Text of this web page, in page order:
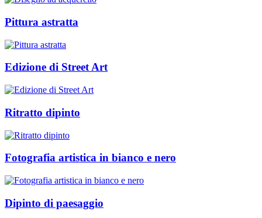
Pittura astratta
Edizione di Street Art
Ritratto dipinto
Fotografia artistica in bianco e nero
Dipinto di paesaggio